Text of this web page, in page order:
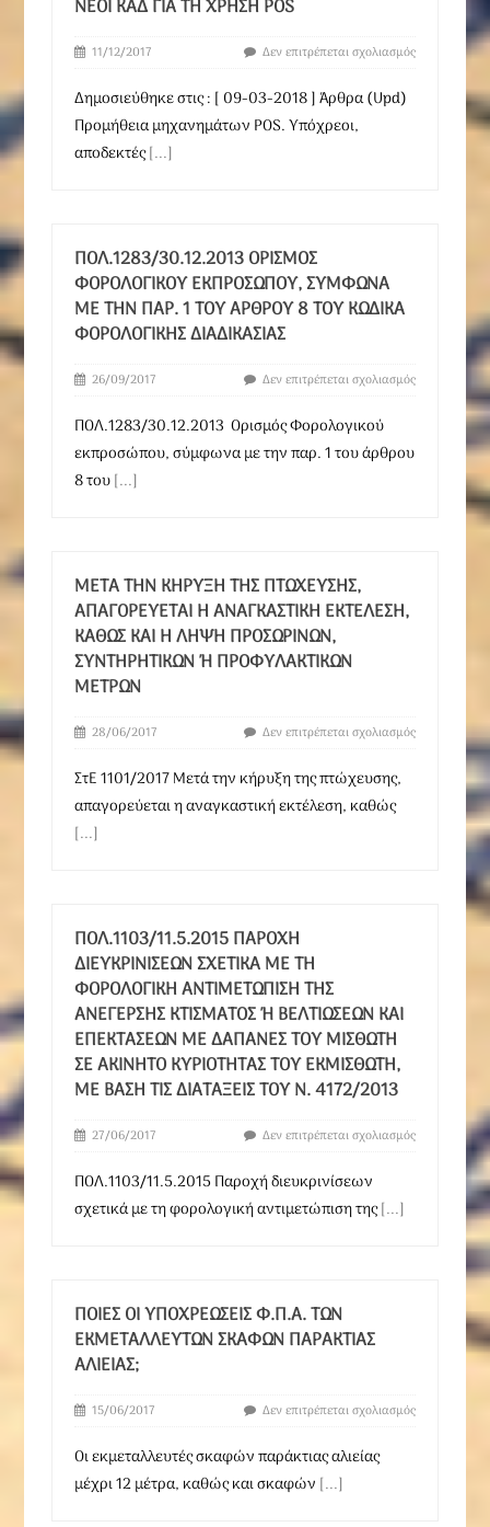
ΝΈΟΙ ΚΑΔ ΓΙΑ ΤΗ ΧΡΉΣΗ POS
11/12/2017 Δεν επιτρέπεται σχολιασμός
Δημοσιεύθηκε στις : [ 09-03-2018 ] Άρθρα (Upd)
Προμήθεια μηχανημάτων POS. Υπόχρεοι,
αποδεκτές[...]
ΠΟΛ.1283/30.12.2013 ΟΡΙΣΜΌΣ
ΦΟΡΟΛΟΓΙΚΟΎ ΕΚΠΡΟΣΏΠΟΥ, ΣΎΜΦΩΝΑ
ΜΕ ΤΗΝ ΠΑΡ. 1 ΤΟΥ ΆΡΘΡΟΥ 8 ΤΟΥ ΚΏΔΙΚΑ
ΦΟΡΟΛΟΓΙΚΉΣ ΔΙΑΔΙΚΑΣΊΑΣ
26/09/2017 Δεν επιτρέπεται σχολιασμός
ΠΟΛ.1283/30.12.2013 Ορισμός Φορολογικού
εκπροσώπου, σύμφωνα με την παρ. 1 του άρθρου
8 του[...]
ΜΕΤΆ ΤΗΝ ΚΉΡΥΞΗ ΤΗΣ ΠΤΏΧΕΥΣΗΣ,
ΑΠΑΓΟΡΕΎΕΤΑΙ Η ΑΝΑΓΚΑΣΤΙΚΉ ΕΚΤΈΛΕΣΗ,
ΚΑΘΏΣ ΚΑΙ Η ΛΉΨΗ ΠΡΟΣΩΡΙΝΏΝ,
ΣΥΝΤΗΡΗΤΙΚΏΝ Ή ΠΡΟΦΥΛΑΚΤΙΚΏΝ Μ
ΈΤΡΩΝ
28/06/2017 Δεν επιτρέπεται σχολιασμός
ΣτΕ 1101/2017 Μετά την κήρυξη της πτώχευσης,
απαγορεύεται η αναγκαστική εκτέλεση, καθώς
[...]
ΠΟΛ.1103/11.5.2015 ΠΑΡΟΧΉ
ΔΙΕΥΚΡΙΝΊΣΕΩΝ ΣΧΕΤΙΚΆ ΜΕ ΤΗ
ΦΟΡΟΛΟΓΙΚΉ ΑΝΤΙΜΕΤΏΠΙΣΗ ΤΗΣ
ΑΝΈΓΕΡΣΗΣ ΚΤΊΣΜΑΤΟΣ Ή ΒΕΛΤΙΏΣΕΩΝ ΚΑΙ Ε
ΠΕΚΤΆΣΕΩΝ ΜΕ ΔΑΠΆΝΕΣ ΤΟΥ ΜΙΣΘΩΤΉ Σ
Ε ΑΚΊΝΗΤΟ ΚΥΡΙΌΤΗΤΑΣ ΤΟΥ ΕΚΜΙΣΘΩΤΉ, Μ
Ε ΒΆΣΗ ΤΙΣ ΔΙΑΤΆΞΕΙΣ ΤΟΥ Ν. 4172/2013
27/06/2017 Δεν επιτρέπεται σχολιασμός
ΠΟΛ.1103/11.5.2015 Παροχή διευκρινίσεων
σχετικά με τη φορολογική αντιμετώπιση της[...]
ΠΟΙΕΣ ΟΙ ΥΠΟΧΡΕΏΣΕΙΣ Φ.Π.Α. ΤΩΝ
ΕΚΜΕΤΑΛΛΕΥΤΏΝ ΣΚΑΦΏΝ ΠΑΡΆΚΤΙΑΣ
ΑΛΙΕΊΑΣ;
15/06/2017 Δεν επιτρέπεται σχολιασμός
Οι εκμεταλλευτές σκαφών παράκτιας αλιείας
μέχρι 12 μέτρα, καθώς και σκαφών [...]